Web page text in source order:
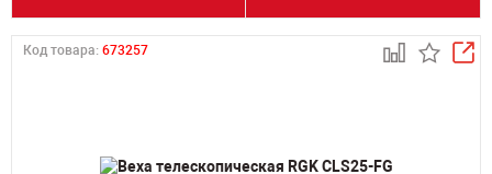
Код товара: 673257